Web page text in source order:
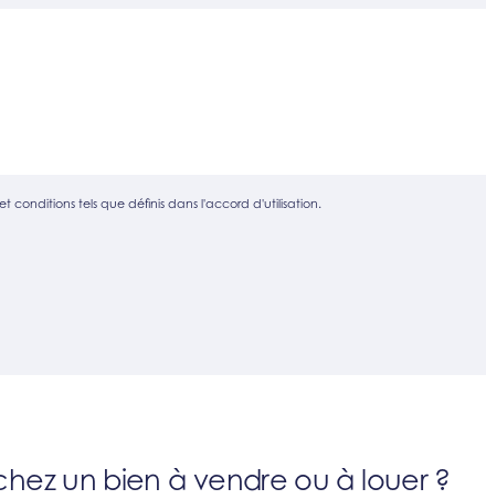
conditions tels que définis dans l'accord d'utilisation.
un bien à vendre ou à louer ?